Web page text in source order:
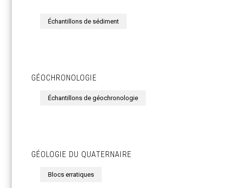
Échantillons de sédiment
GÉOCHRONOLOGIE
Échantillons de géochronologie
GÉOLOGIE DU QUATERNAIRE
Blocs erratiques